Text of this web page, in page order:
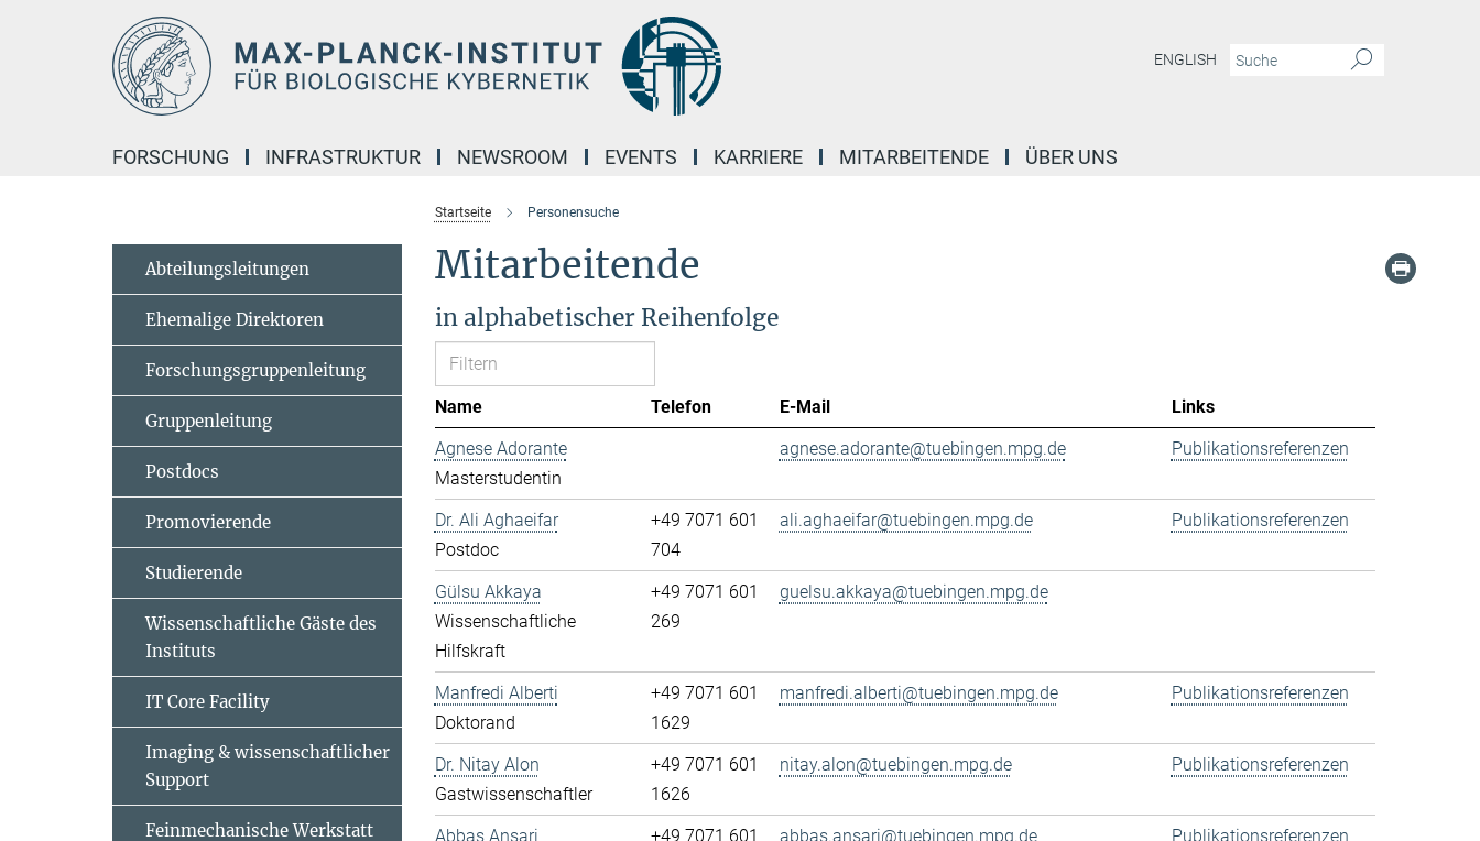
ENGLISH
FORSCHUNG INFRASTRUKTUR NEWSROOM EVENTS KARRIERE MITARBEITENDE ÜBER UNS
Startseite Personensuche
Mitarbeitende
in alphabetischer Reihenfolge
Name Telefon E-Mail
Links
Agnese Adorante
Masterstudentin
agnese.adorante@tuebingen.mpg.de Publikationsreferenzen
Dr. Ali Aghaeifar
Postdoc
+49 7071 601
704
ali.aghaeifar@tuebingen.mpg.de Publikationsreferenzen
Gülsu Akkaya
Wissenschaftliche
Hilfskraft
+49 7071 601
269
guelsu.akkaya@tuebingen.mpg.de
Manfredi Alberti
Doktorand
+49 7071 601
1629
manfredi.alberti@tuebingen.mpg.de Publikationsreferenzen
Dr. Nitay Alon
Gastwissenschaftler
+49 7071 601
1626
nitay.alon@tuebingen.mpg.de Publikationsreferenzen
Abbas Ansari
+49 7071 601
abbas.ansari@tuebingen.mpg.de
Publikationsreferenzen
Abteilungsleitungen
Ehemalige Direktoren
Forschungsgruppenleitung
Gruppenleitung
Postdocs
Promovierende
Studierende
Wissenschaftliche Gäste des
Instituts
IT Core Facility
Imaging & wissenschaftlicher
Support
Feinmechanische Werkstatt